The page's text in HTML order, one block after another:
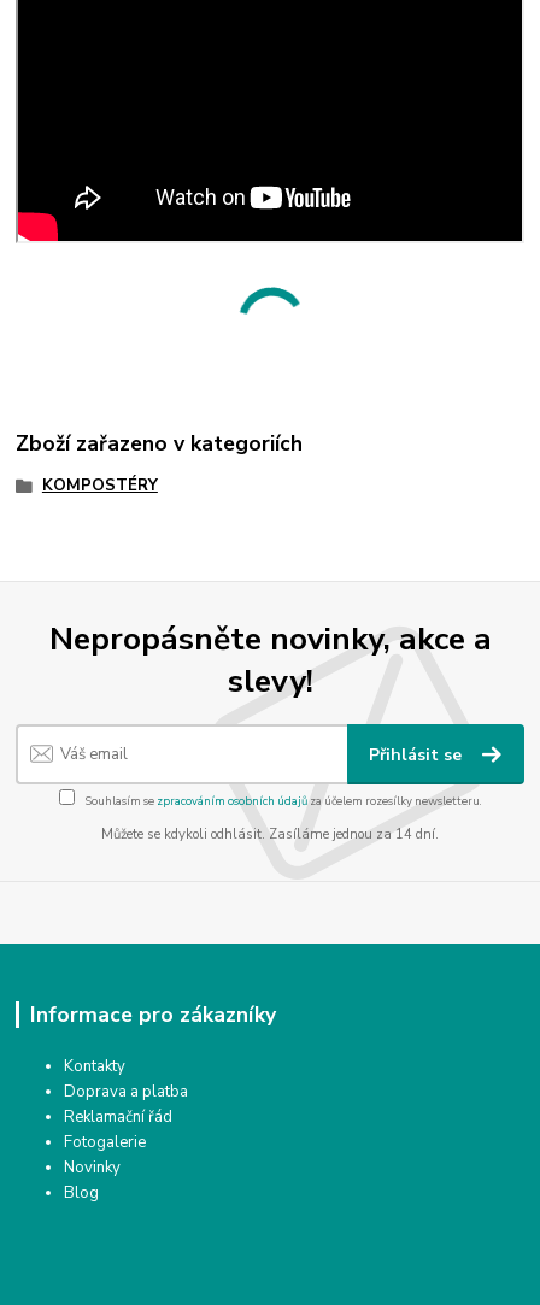
Zboží zařazeno v kategoriích
KOMPOSTÉRY
Nepropásněte novinky, akce a
slevy!
Přihlásit se
Souhlasím se zpracováním osobních údajůza účelem rozesílky newsletteru.
Můžete se kdykoli odhlásit. Zasíláme jednou za 14 dní.
Informace pro zákazníky
Kontakty
Doprava a platba
Reklamační řád
Fotogalerie
Novinky
Blog